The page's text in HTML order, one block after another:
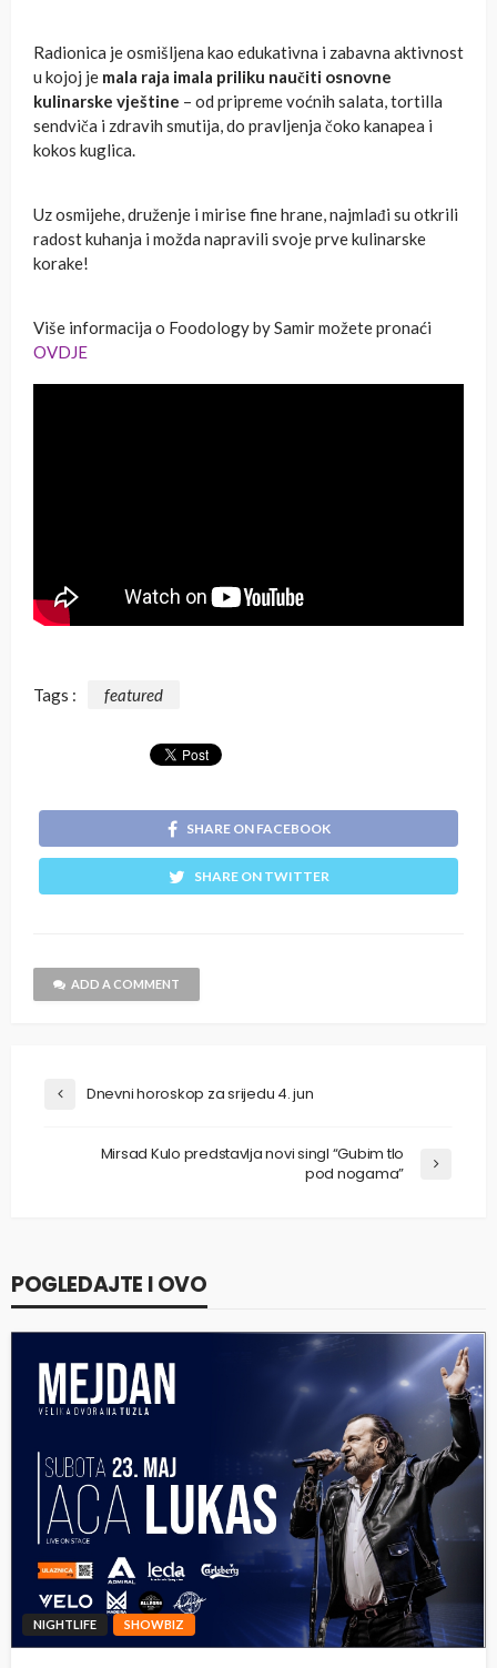
Radionica je osmišljena kao edukativna i zabavna aktivnost
u kojoj je mala raja imala priliku naučiti osnovne
kulinarske vještine – od pripreme voćnih salata, tortilla
sendviča i zdravih smutija, do pravljenja čoko kanapea i
kokos kuglica.
Uz osmijehe, druženje i mirise fine hrane, najmlađi su otkrili
radost kuhanja i možda napravili svoje prve kulinarske
korake!
Više informacija o Foodology by Samir možete pronaći
OVDJE
Tags : featured
SHARE ON FACEBOOK
SHARE ON TWITTER
ADD A COMMENT
Dnevni horoskop za srijedu 4. jun
Mirsad Kulo predstavlja novi singl “Gubim tlo
pod nogama”
POGLEDAJTE I OVO
NIGHTLIFE SHOWBIZ